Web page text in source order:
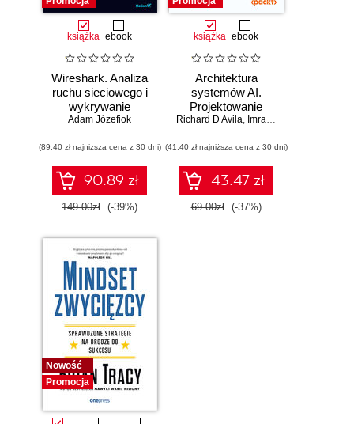
książka ebook
Wireshark. Analiza
ruchu sieciowego i
wykrywanie
włamań
Adam Józefiok
(89,40 zł najniższa cena z 30 dni)
90.89 zł
149.00zł (-39%)
książka ebook
Architektura
systemów AI.
Projektowanie
skalowalnego i
oprogramowania
Richard D Avila, Imran Ahmad
(41,40 zł najniższa cena z 30 dni)
43.47 zł
69.00zł (-37%)
Nowość
Promocja